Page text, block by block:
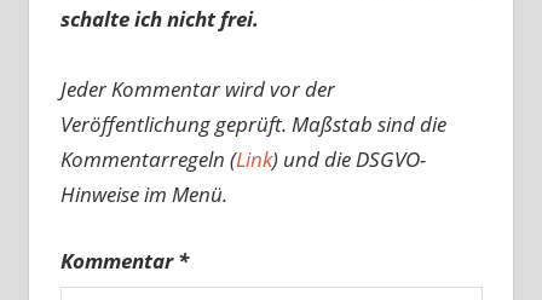
schalte ich nicht frei.
Jeder Kommentar wird vor der
Veröffentlichung geprüft. Maßstab sind die
Kommentarregeln (Link) und die DSGVO-
Hinweise im Menü.
Kommentar*